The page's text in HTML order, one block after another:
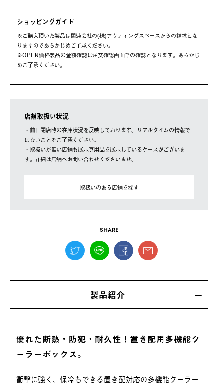
ショッピングガイド
※ご購⼊頂いた製品は関連会社の(株)アウティングスペースからの請求とな
りますのであらかじめご了承ください。
※OPEN価格製品の⾦額確認は注⽂確認画⾯での確認となります。あらかじ
めご了承ください。
店舗取扱い状況
・前日閉店時の在庫状況を反映しております。リアルタイムの情報で
はないことをご了承ください。
・取扱いが無い店舗も展示専用品を展示しているケースがございま
す。詳細は店舗へお問い合わせくださいませ。
取扱いのある店舗を探す
SHARE
製品紹介
優れた断熱・防犯・耐久性！置き配用多機能ク
ーラーボックス。
衝撃に強く、保冷もできる置き配対応の多機能クーラー